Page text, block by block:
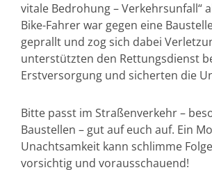
vitale Bedrohung – Verkehrsunfall“
Bike-Fahrer war gegen eine
geprallt und zog sich dabei
unterstützten den Rettungsdienst
Erstversorgung und sicherten die
Bitte passt im Straßenverkehr –
Baustellen – gut auf euch auf. Ein
Unachtsamkeit kann schlimme
vorsichtig und vorausschauend!